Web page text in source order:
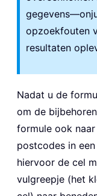
opzoekfouten
resultaten
Nadat u de
om de
formule ook
postcodes in
hiervoor de cel
vulgreepje (het